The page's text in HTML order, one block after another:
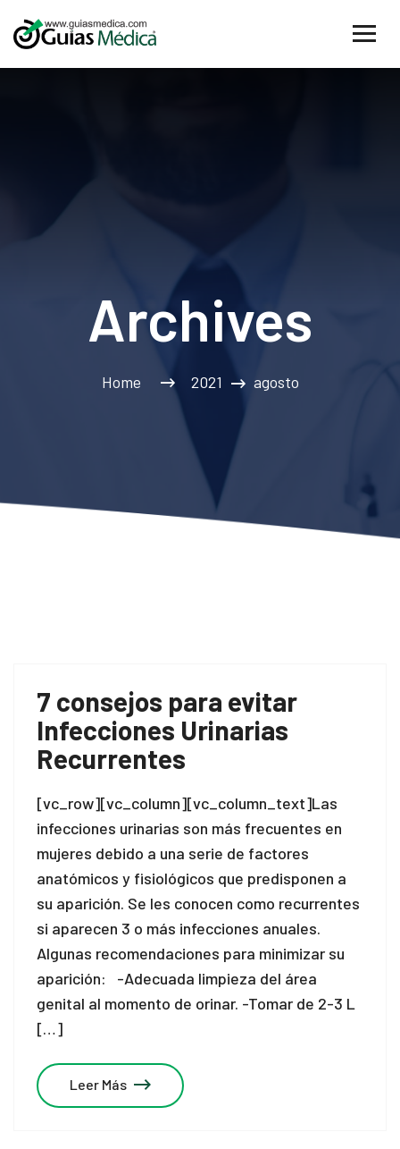
Archives
Home 2021 agosto
7 consejos para evitar
Infecciones Urinarias
Recurrentes
[vc_row][vc_column][vc_column_text]Las
infecciones urinarias son más frecuentes en
mujeres debido a una serie de factores
anatómicos y fisiológicos que predisponen a
su aparición. Se les conocen como recurrentes
si aparecen 3 o más infecciones anuales.
Algunas recomendaciones para minimizar su
aparición: -Adecuada limpieza del área
genital al momento de orinar. -Tomar de 2-3 L
[…]
Leer Más